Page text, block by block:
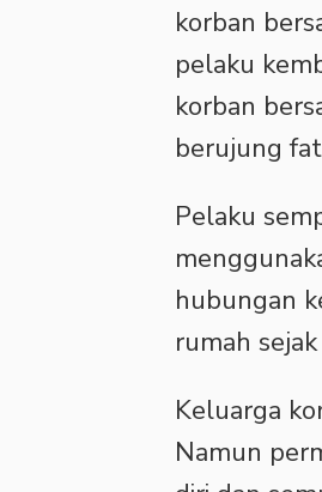
korban
pelaku
korban
berujung
‎Pelaku
hubungan
rumah
‎Keluarga
Namun